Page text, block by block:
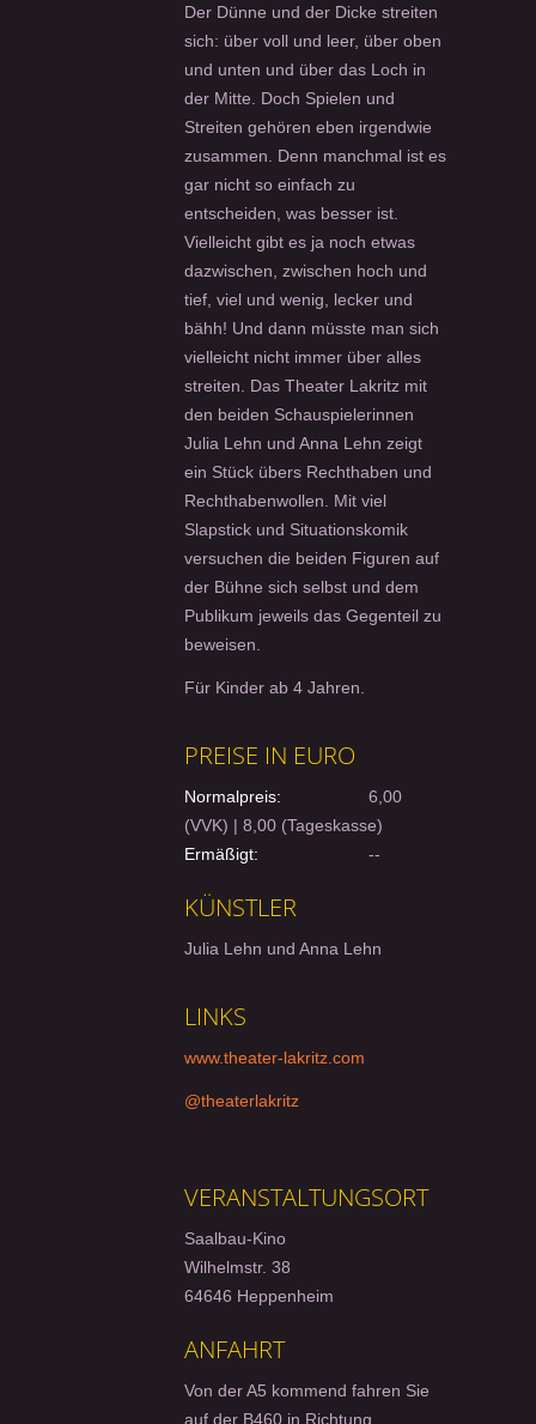
Der Dünne und der Dicke streiten
sich: über voll und leer, über oben
und unten und über das Loch in
der Mitte. Doch Spielen und
Streiten gehören eben irgendwie
zusammen. Denn manchmal ist es
gar nicht so einfach zu
entscheiden, was besser ist.
Vielleicht gibt es ja noch etwas
dazwischen, zwischen hoch und
tief, viel und wenig, lecker und
bähh! Und dann müsste man sich
vielleicht nicht immer über alles
streiten. Das Theater Lakritz mit
den beiden Schauspielerinnen
Julia Lehn und Anna Lehn zeigt
ein Stück übers Rechthaben und
Rechthabenwollen. Mit viel
Slapstick und Situationskomik
versuchen die beiden Figuren auf
der Bühne sich selbst und dem
Publikum jeweils das Gegenteil zu
beweisen.
Für Kinder ab 4 Jahren.
PREISE IN EURO
Normalpreis:
6,00
(VVK) | 8,00 (Tageskasse)
Ermäßigt:
--
KÜNSTLER
Julia Lehn und Anna Lehn
LINKS
www.theater-lakritz.com
@theaterlakritz
VERANSTALTUNGSORT
Saalbau-Kino
Wilhelmstr. 38
64646 Heppenheim
ANFAHRT
Von der A5 kommend fahren Sie
auf der B460 in Richtung